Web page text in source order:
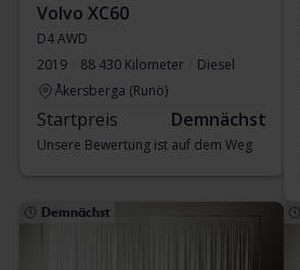
Volvo XC60
D4 AWD
2019
88 430 Kilometer
Diesel
Åkersberga (Runö)
Startpreis Demnächst
Unsere Bewertung ist auf dem Weg
Demnächst